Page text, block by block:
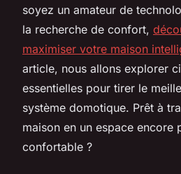
soyez un amateur de
la recherche de confort,
maximiser votre maison
article, nous allons explorer
essentielles pour tirer le
système domotique. Prêt à
maison en un espace encore
confortable ?